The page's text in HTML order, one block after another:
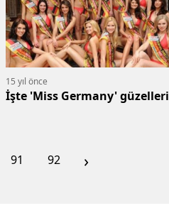
15 yıl önce
İşte 'Miss Germany' güzelleri
91 92 ›